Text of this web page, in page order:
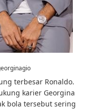
terbesar Ronaldo.
karier Georgina
bola tersebut sering